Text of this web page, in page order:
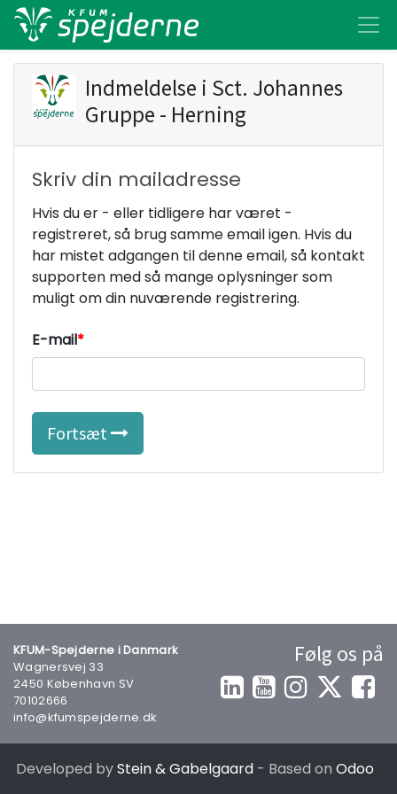
Indmeldelse i Sct. Johannes
Gruppe - Herning
Skriv din mailadresse
Hvis du er - eller tidligere har været -
registreret, så brug samme email igen. Hvis du
har mistet adgangen til denne email, så kontakt
supporten med så mange oplysninger som
muligt om din nuværende registrering.
E-mail
Fortsæt
KFUM-Spejderne i Danmark
Wagnersvej 33
2450 København SV
70102666
info@kfumspejderne.dk
Følg os på
Developed byStein & Gabelgaard - Based on Odoo